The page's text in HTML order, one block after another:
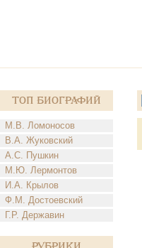
Топ Биографий
М.В. Ломоносов
В.А. Жуковский
А.С. Пушкин
М.Ю. Лермонтов
И.А. Крылов
Ф.М. Достоевский
Г.Р. Державин